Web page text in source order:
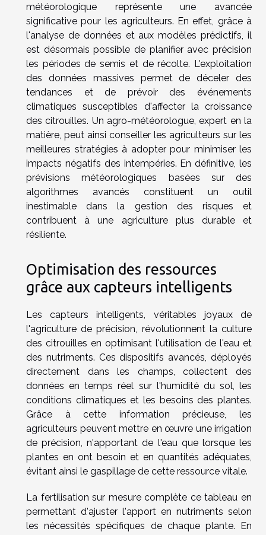
météorologique représente une avancée
significative pour les agriculteurs. En effet, grâce à
l'analyse de données et aux modèles prédictifs, il
est désormais possible de planifier avec précision
les périodes de semis et de récolte. L'exploitation
des données massives permet de déceler des
tendances et de prévoir des événements
climatiques susceptibles d'affecter la croissance
des citrouilles. Un agro-météorologue, expert en la
matière, peut ainsi conseiller les agriculteurs sur les
meilleures stratégies à adopter pour minimiser les
impacts négatifs des intempéries. En définitive, les
prévisions météorologiques basées sur des
algorithmes avancés constituent un outil
inestimable dans la gestion des risques et
contribuent à une agriculture plus durable et
résiliente.
Optimisation des ressources
grâce aux capteurs intelligents
Les capteurs intelligents, véritables joyaux de
l'agriculture de précision, révolutionnent la culture
des citrouilles en optimisant l'utilisation de l'eau et
des nutriments. Ces dispositifs avancés, déployés
directement dans les champs, collectent des
données en temps réel sur l'humidité du sol, les
conditions climatiques et les besoins des plantes.
Grâce à cette information précieuse, les
agriculteurs peuvent mettre en œuvre une irrigation
de précision, n'apportant de l'eau que lorsque les
plantes en ont besoin et en quantités adéquates,
évitant ainsi le gaspillage de cette ressource vitale.
La fertilisation sur mesure complète ce tableau en
permettant d'ajuster l'apport en nutriments selon
les nécessités spécifiques de chaque plante. En